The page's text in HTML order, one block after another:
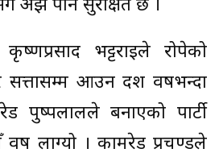
अझै पनि सुरक्षित छ ।
भट्टराईले रोपेको
सत्तासम्म आउन दश वर्षभन्दा
पुष्पलालले बनाएको पार्टी
लाग्यो । कामरेड प्रचण्डले